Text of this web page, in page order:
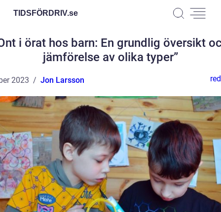
TIDSFÖRDRIV.se
i örat hos barn: En grundlig översikt
jämförelse av olika typer”
2023 Jon Larsson